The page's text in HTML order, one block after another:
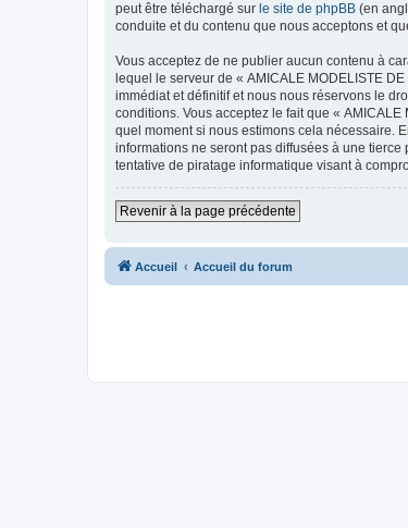
peut être téléchargé sur le site de phpBB (en
conduite et du contenu que nous acceptons et
Vous acceptez de ne publier aucun contenu à
lequel le serveur de « AMICALE MODELISTE
immédiat et définitif et nous nous réservons le
conditions. Vous acceptez le fait que «
quel moment si nous estimons cela nécessaire.
informations ne seront pas diffusées à une tierce
tentative de piratage informatique visant à
Revenir à la page précédente
Accueil Accueil du forum